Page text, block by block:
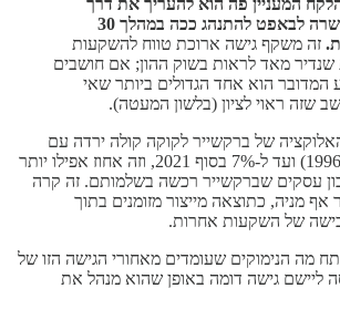
המחשבה שאיפשרה לבאפט להתנהג ככה במהלך 30
זה משקף גישה ארוכת טווח להשקעות
שנדיר מאד לראות בשוק ההון; אם חושבים
הוא אחד הגדולים ביותר שאי
שזה ראוי לציון (בלשון המעטה).
של ברקשייר לקוקה קולה ירדה עם
השנים מ-38% בשיא (1996) ועד ל-7% בסוף 2021, וזה אחוז אפילו יותר
עסקים שברקשייר רכשה בשלמותם. זה קרה
מניה, כתוצאה מייצור מזומנים בתוך
של השקעות אחרות.
מה הנימוקים שעומדים מאחורי הגישה הזו של
ליישם גישה דומה באופן שהוא מנהל את